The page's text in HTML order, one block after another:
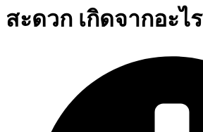
สะดวก เกิดจากอะไร